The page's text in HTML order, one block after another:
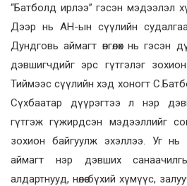
“Батболд ирлээ” гэсэн мэдээлэл
Дээр нь АН-ын сүүлийн
Дундговь аймагт өнгөлөх нь гэсэн
дэвшигчдийг эрс гүтгэлэг
Тиймээс сүүлийн хэд хоногт
Сүхбаатар дүүрэгтээ л нэр
гүтгэж гүжирдсэн мэдээллийг
зохион байгуулж эхэллээ. Уг
аймагт нэр дэвших
алдартнууд, нөлөө бүхий хүмүүс,